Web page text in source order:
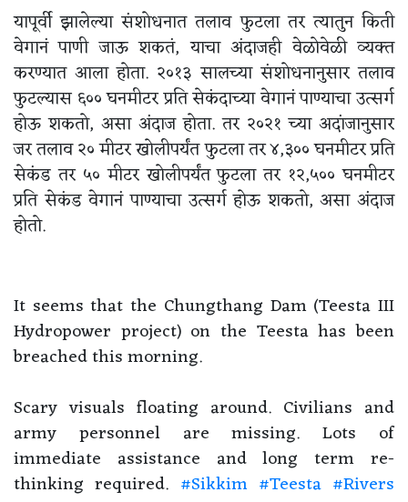
यापूर्वी झालेल्या संशोधनात तलाव फुटला तर त्यातुन किती
वेगानं पाणी जाऊ शकतं, याचा अंदाजही वेळोवेळी व्यक्त
करण्यात आला होता. २०१३ सालच्या संशोधनानुसार तलाव
फुटल्यास ६०० घनमीटर प्रति सेकंदाच्या वेगानं पाण्याचा उत्सर्ग
होऊ शकतो, असा अंदाज होता. तर २०२१ च्या अदांजानुसार
जर तलाव २० मीटर खोलीपर्यंत फुटला तर ४,३०० घनमीटर प्रति
सेकंड तर ५० मीटर खोलीपर्यंत फुटला तर १२,५०० घनमीटर
प्रति सेकंड वेगानं पाण्याचा उत्सर्ग होऊ शकतो, असा अंदाज
होतो.
It seems that the Chungthang Dam (Teesta III
Hydropower project) on the Teesta has been
breached this morning.
Scary visuals floating around. Civilians and
army personnel are missing. Lots of
immediate assistance and long term re-
thinking required. #Sikkim #Teesta #Rivers